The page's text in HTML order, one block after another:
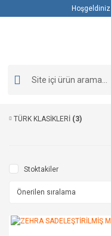
Hoşgeldiniz
TÜRK KLASİKLERİ (3)
Stoktakiler